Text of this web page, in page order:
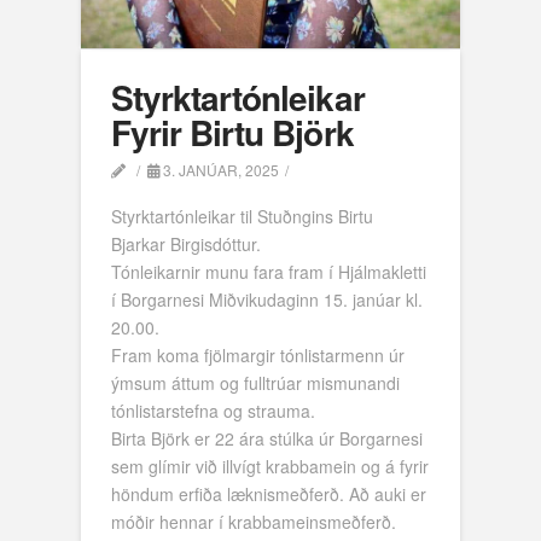
Styrktartónleikar
Fyrir Birtu Björk
3. JANÚAR, 2025
Styrktartónleikar til Stuðngins Birtu
Bjarkar Birgisdóttur.
Tónleikarnir munu fara fram í Hjálmakletti
í Borgarnesi Miðvikudaginn 15. janúar kl.
20.00.
Fram koma fjölmargir tónlistarmenn úr
ýmsum áttum og fulltrúar mismunandi
tónlistarstefna og strauma.
Birta Björk er 22 ára stúlka úr Borgarnesi
sem glímir við illvígt krabbamein og á fyrir
höndum erfiða læknismeðferð. Að auki er
móðir hennar í krabbameinsmeðferð.